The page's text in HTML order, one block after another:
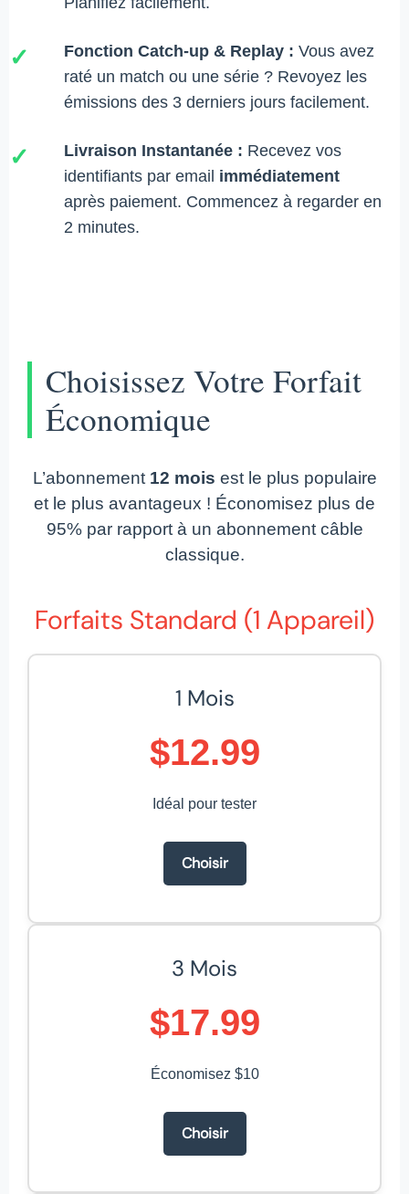
✓ Fonction Catch-up & Replay : Vous avez
raté un match ou une série ? Revoyez les
émissions des 3 derniers jours facilement.
✓ Livraison Instantanée : Recevez vos
identifiants par email immédiatement
après paiement. Commencez à regarder en
2 minutes.
Choisissez Votre Forfait
Économique
L’abonnement 12 mois est le plus populaire
et le plus avantageux ! Économisez plus de
95% par rapport à un abonnement câble
classique.
Forfaits Standard (1 Appareil)
1 Mois
$12.99
Idéal pour tester
Choisir
3 Mois
$17.99
Économisez $10
Choisir